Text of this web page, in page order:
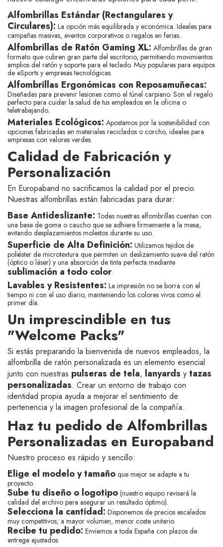
Alfombrillas Estándar (Rectangulares y
Circulares): La opción más equilibrada y económica. Ideales para
campañas masivas, eventos corporativos o regalos en ferias.
Alfombrillas de Ratón Gaming XL: Alfombrillas de gran
formato que cubren gran parte del escritorio, permitiendo movimientos
amplios del ratón y soporte para el teclado. Muy populares para equipos
de eSports y empresas tecnológicas.
Alfombrillas Ergonómicas con Reposamuñecas:
Diseñadas para prevenir lesiones como el túnel carpiano. Son el regalo
perfecto para cuidar la salud de tus empleados en la oficina o
teletrabajando.
Materiales Ecológicos: Apostamos por la sostenibilidad con
opciones fabricadas en materiales reciclados o corcho, ideales para
empresas con valores verdes.
Calidad de Fabricación y
Personalización
En Europaband no sacrificamos la calidad por el precio.
Nuestras alfombrillas están fabricadas para durar:
Base Antideslizante: Todas nuestras alfombrillas cuentan con
una base de goma o caucho que se adhiere firmemente a la mesa,
evitando desplazamientos molestos durante su uso.
Superficie de Alta Definición: Utilizamos tejidos de
poliéster de microtextura que permiten un deslizamiento suave del ratón
(óptico o láser) y una absorción de tinta perfecta mediante
sublimación a todo color.
Lavables y Resistentes: La impresión no se borra con el
tiempo ni con el uso diario, manteniendo los colores vivos como el
primer día.
Un imprescindible en tus
"Welcome Packs"
Si estás preparando la bienvenida de nuevos empleados, la
alfombrilla de ratón personalizada es un elemento esencial
junto con nuestras pulseras de tela, lanyards y tazas
personalizadas. Crear un entorno de trabajo con
identidad propia ayuda a mejorar el sentimiento de
pertenencia y la imagen profesional de la compañía.
Haz tu pedido de Alfombrillas
Personalizadas en Europaband
Nuestro proceso es rápido y sencillo:
Elige el modelo y tamaño que mejor se adapte a tu
proyecto.
Sube tu diseño o logotipo (nuestro equipo revisará la
calidad del archivo para asegurar un resultado óptimo).
Selecciona la cantidad: Disponemos de precios escalados
muy competitivos; a mayor volumen, menor coste unitario.
Recibe tu pedido: Enviamos a toda España con plazos de
entrega ajustados.